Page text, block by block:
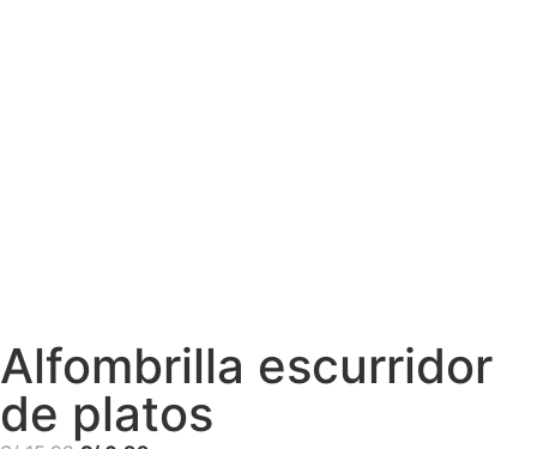
Alfombrilla escurridor
de platos